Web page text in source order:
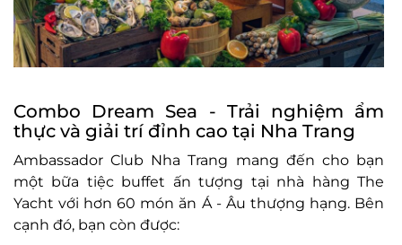
Combo Dream Sea - Trải nghiệm ẩm
thực và giải trí đỉnh cao tại Nha Trang
Ambassador Club Nha Trang mang đến cho bạn
một bữa tiệc buffet ấn tượng tại nhà hàng The
Yacht với hơn 60 món ăn Á - Âu thượng hạng. Bên
cạnh đó, bạn còn được: